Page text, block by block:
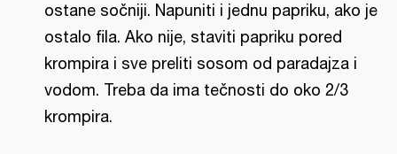
ostane sočniji. Napuniti i jednu papriku, ako je
ostalo fila. Ako nije, staviti papriku pored
krompira i sve preliti sosom od paradajza i
vodom. Treba da ima tečnosti do oko 2/3
krompira.